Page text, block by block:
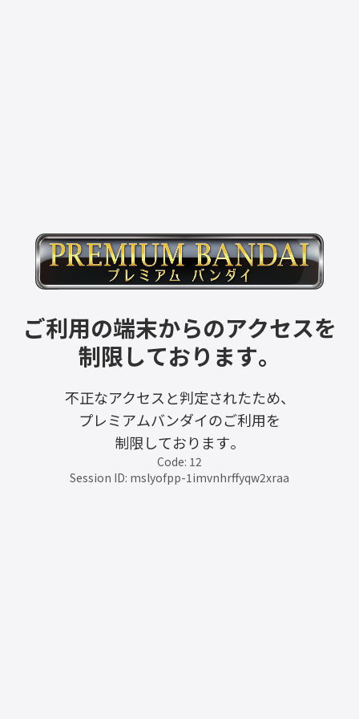
ご利用の端末からのアクセスを
制限しております。
不正なアクセスと判定されたため、
プレミアムバンダイのご利用を
制限しております。
Code: 12
Session ID: mslyofpp-1imvnhrffyqw2xraa